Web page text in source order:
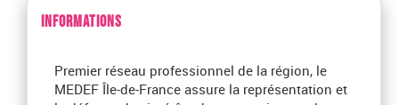
INFORMATIONS
Premier réseau professionnel de la région, le
MEDEF Île-de-France assure la représentation et